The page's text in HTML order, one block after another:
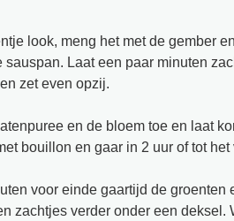
look, meng het met de gember
sauspan. Laat een paar minuten
zet even opzij.
en de bloem toe en laat
bouillon en gaar in 2 uur of tot het
voor einde gaartijd de groenten
zachtjes verder onder een deksel.